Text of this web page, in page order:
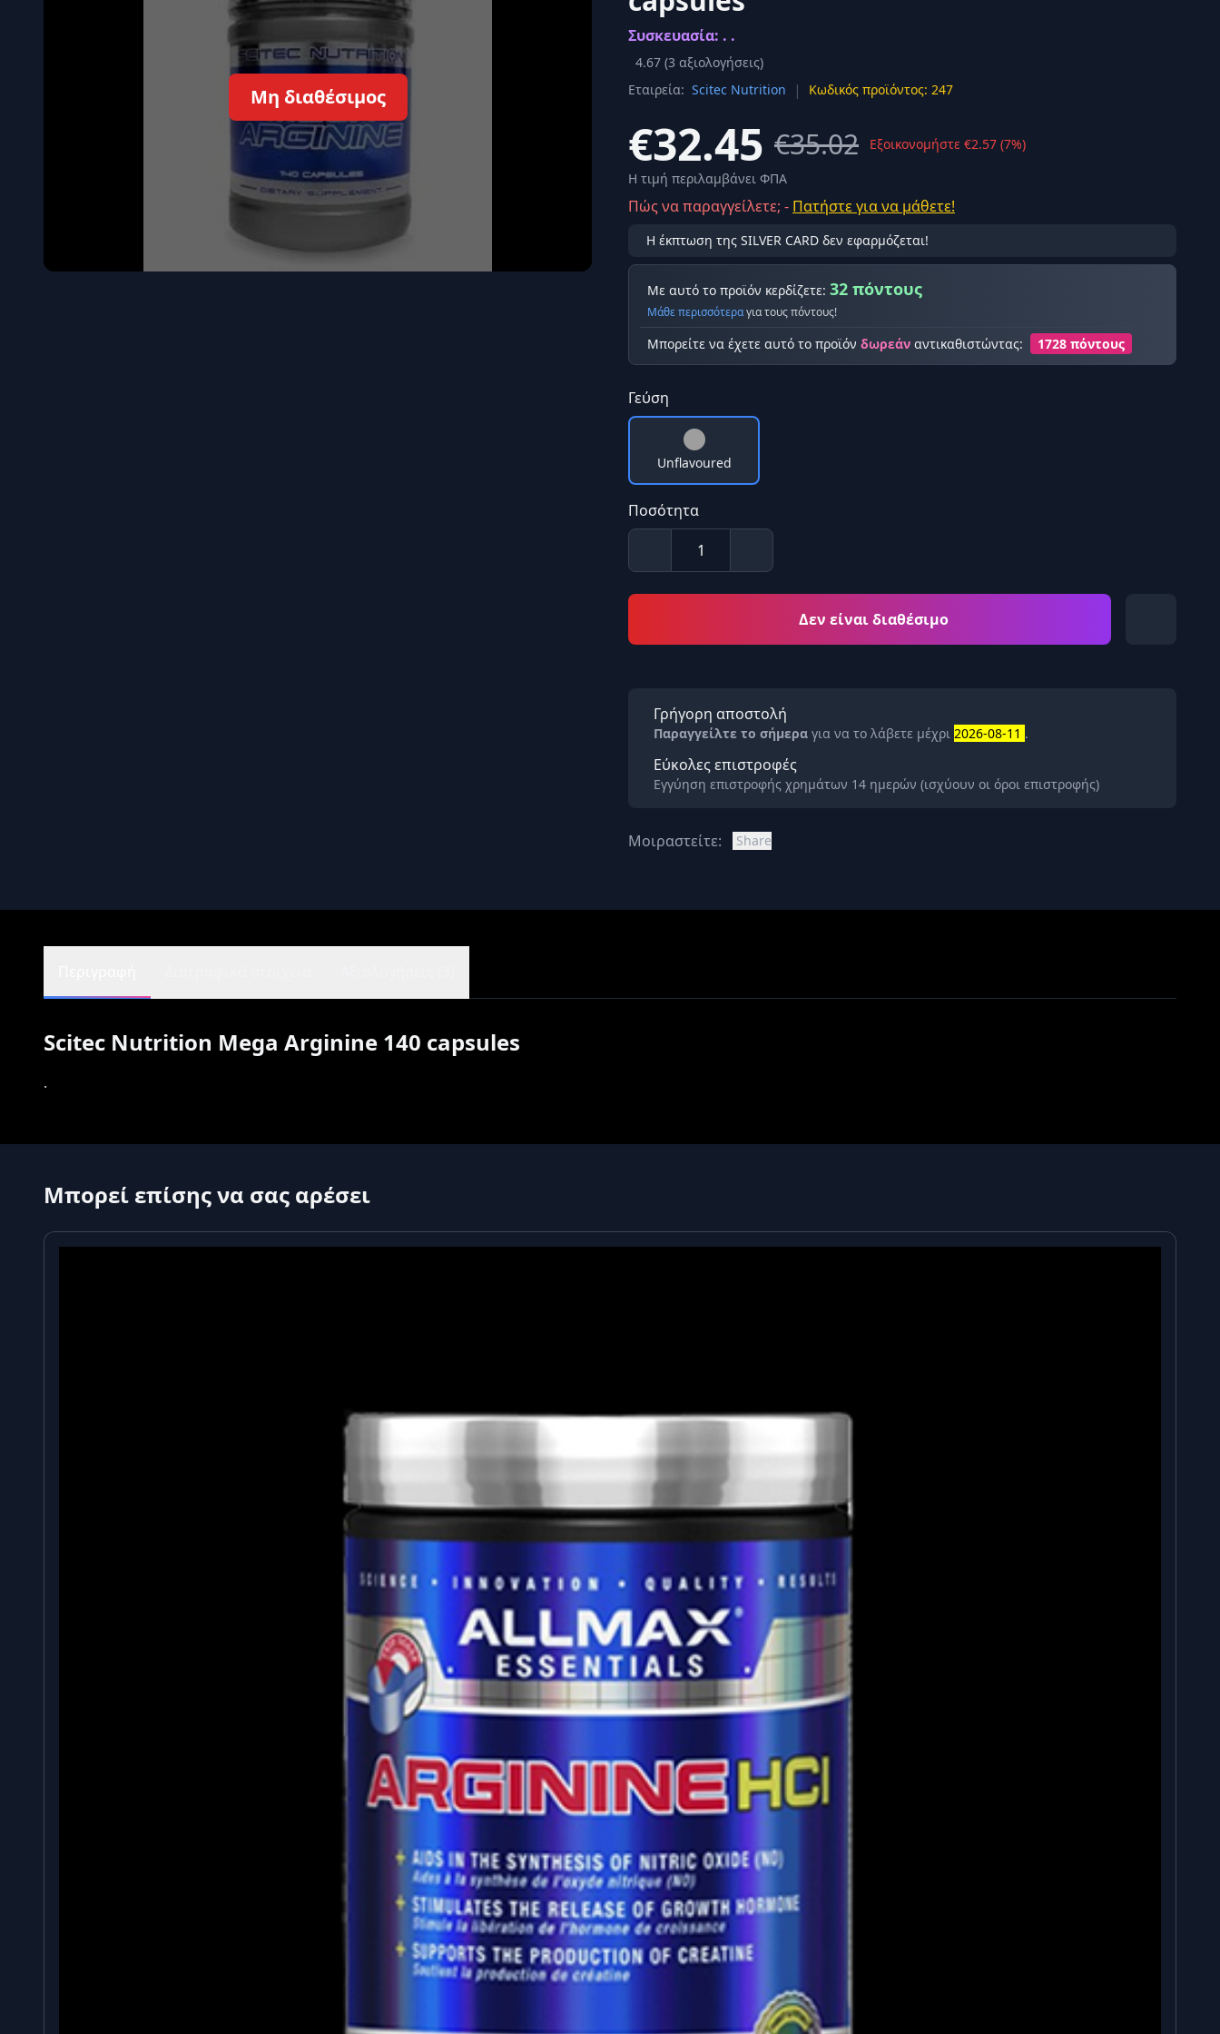
Όγκου
Διεγερτικά
Τεστοστερόνης
Μη διαθέσιμος
Συσκευασία: . .
4.67 (3 αξιολογήσεις)
Εταιρεία: Scitec Nutrition | Κωδικός προϊόντος: 247
€32.45 €35.02
Εξοικονομήστε €2.57 (7%)
Η τιμή περιλαμβάνει ΦΠΑ
Πώς να παραγγείλετε; - Πατήστε για να μάθετε!
Η έκπτωση της SILVER CARD δεν εφαρμόζεται!
Με αυτό το προϊόν κερδίζετε: 32 πόντους
Μάθε περισσότεραγια τους πόντους!
Μπορείτε να έχετε αυτό το προϊόν δωρεάν αντικαθιστώντας: 1728 πόντους
Γεύση
Unflavoured
Ποσότητα
Δεν είναι διαθέσιμο
Γρήγορη αποστολή
Παραγγείλτε το σήμερα για να το λάβετε μέχρι 2026-08-11 .
Εύκολες επιστροφές
Εγγύηση επιστροφής χρημάτων 14 ημερών (ισχύουν οι όροι επιστροφής)
Μοιραστείτε: Share
Scitec Nutrition Mega Arginine 140 capsules
.
Μπορεί επίσης να σας αρέσει
Σύνδεση
Εγγραφείτε εδώ
Επιστροφή